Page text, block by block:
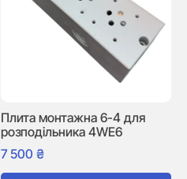
Плита монтажна 6-4 для
розподільника 4WE6
7 500 ₴